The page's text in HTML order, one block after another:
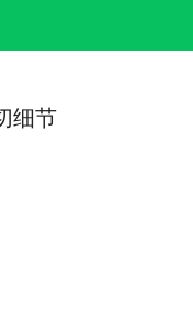
细节